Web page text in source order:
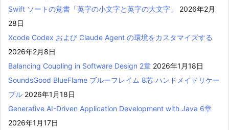
Swift ソートの覚書「英字の小文字と英字の大文字」
2026年2月
28日
Xcode Codex および Claude Agent の環境をカスタマイズする
2026年2月8日
Balancing Coupling in Software Design 2章 2026年1月18日
SoundsGood BlueFlame ブルーフレイム 8芯 ハンドメイドリケー
ブル 2026年1月18日
Generative AI-Driven Application Development with Java 6章
2026年1月17日